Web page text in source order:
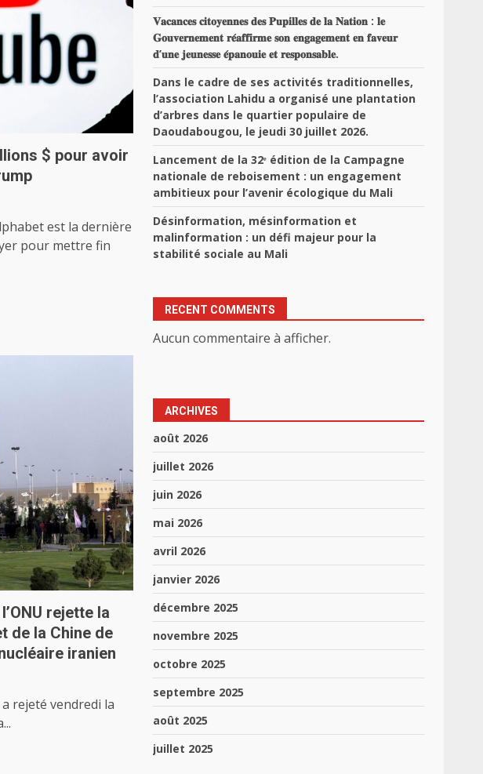
$ pour avoir
est la dernière
pour mettre fin
rejette la
de la Chine de
iranien
a rejeté vendredi la
𝐕𝐚𝐜𝐚𝐧𝐜𝐞𝐬 𝐜𝐢𝐭𝐨𝐲𝐞𝐧𝐧𝐞𝐬 𝐝𝐞𝐬 𝐏𝐮𝐩𝐢𝐥𝐥𝐞𝐬 𝐝𝐞 𝐥𝐚 𝐍𝐚𝐭𝐢𝐨𝐧 : 𝐥𝐞
𝐆𝐨𝐮𝐯𝐞𝐫𝐧𝐞𝐦𝐞𝐧𝐭 𝐫𝐞́𝐚𝐟𝐟𝐢𝐫𝐦𝐞 𝐬𝐨𝐧 𝐞𝐧𝐠𝐚𝐠𝐞𝐦𝐞𝐧𝐭 𝐞𝐧 𝐟𝐚𝐯𝐞𝐮𝐫
𝐝’𝐮𝐧𝐞 𝐣𝐞𝐮𝐧𝐞𝐬𝐬𝐞 𝐞́𝐩𝐚𝐧𝐨𝐮𝐢𝐞 𝐞𝐭 𝐫𝐞𝐬𝐩𝐨𝐧𝐬𝐚𝐛𝐥𝐞.
Dans le cadre de ses activités traditionnelles,
l’association Lahidu a organisé une plantation
d’arbres dans le quartier populaire de
Daoudabougou, le jeudi 30 juillet 2026.
Lancement de la 32ᵉ édition de la Campagne
nationale de reboisement : un engagement
ambitieux pour l’avenir écologique du Mali
Désinformation, mésinformation et
malinformation : un défi majeur pour la
stabilité sociale au Mali
RECENT COMMENTS
Aucun commentaire à afficher.
ARCHIVES
août 2026
juillet 2026
juin 2026
mai 2026
avril 2026
janvier 2026
décembre 2025
novembre 2025
octobre 2025
septembre 2025
août 2025
juillet 2025